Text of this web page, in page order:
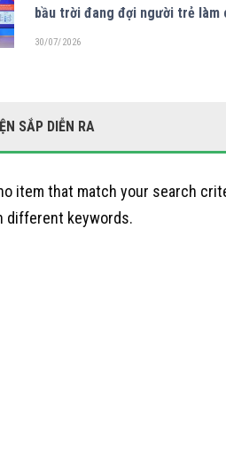
bầu trời đang đợi người trẻ làm
30/07/2026
SẮP DIỄN RA
item that match your search
different keywords.